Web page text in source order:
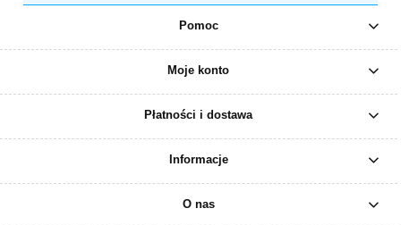
Pomoc
Moje konto
Płatności i dostawa
Informacje
O nas